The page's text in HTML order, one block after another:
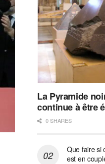
La Pyramide
continue à être
0 SHARES
Que faire si
est en